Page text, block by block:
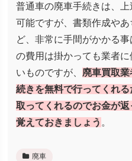
普通車の廃車手続きは、
可能ですが、書類作成や
ど、非常に手間がかかる
の費用は掛かっても業者
いものですが、 廃車買取
続きを無料で行ってくれ
取ってくれるのでお金が返
覚えておきましょう 。
廃車